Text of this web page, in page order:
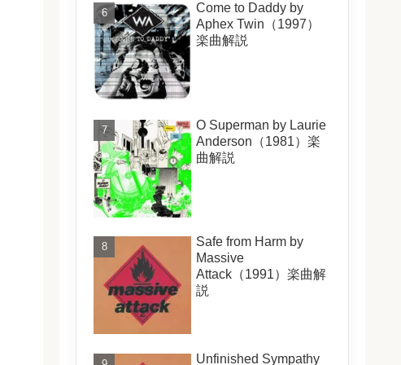
Come to Daddy by
Aphex Twin（1997）
楽曲解説
O Superman by Laurie
Anderson（1981）楽
曲解説
Safe from Harm by
Massive
Attack（1991）楽曲解
説
Unfinished Sympathy